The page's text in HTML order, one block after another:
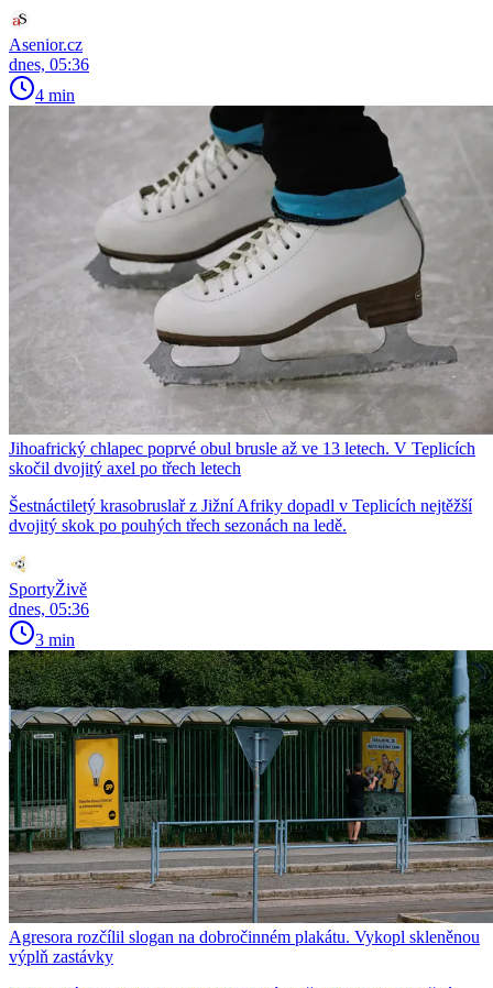
Asenior.cz
dnes, 05:36
4 min
Jihoafrický chlapec poprvé obul brusle až ve 13 letech. V Teplicích
skočil dvojitý axel po třech letech
Šestnáctiletý krasobruslař z Jižní Afriky dopadl v Teplicích nejtěžší
dvojitý skok po pouhých třech sezonách na ledě.
SportyŽivě
dnes, 05:36
3 min
Agresora rozčílil slogan na dobročinném plakátu. Vykopl skleněnou
výplň zastávky